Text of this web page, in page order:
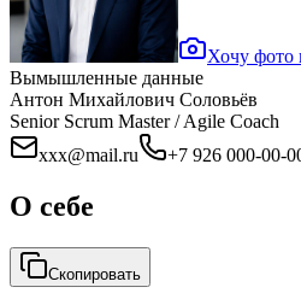
Хочу фото
Вымышленные данные
Антон Михайлович Соловьёв
Senior Scrum Master / Agile Coach
xxx@mail.ru
+7 926 000-00-
О себе
Скопировать